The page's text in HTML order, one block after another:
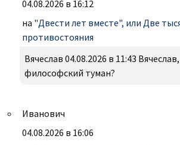
04.08.2026 в 16:12
на "Двести лет вместе", или Две
противостояния
Вячеслав 04.08.2026 в 11:43
философский туман?
Иванович
04.08.2026 в 16:06